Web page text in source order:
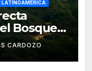
LATINOAMÉRICA
Bosque
CARDOZO